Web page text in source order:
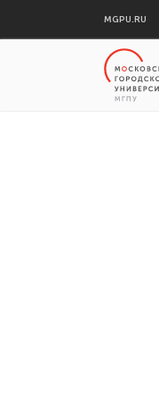
MGPU.RU